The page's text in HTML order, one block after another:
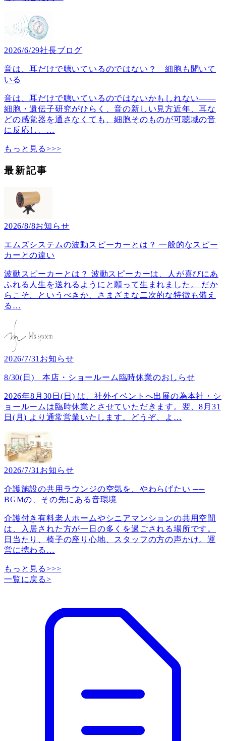
2026/6/29社長ブログ
音は、耳だけで聴いているのではない？ 細胞も聞いて
いる
音は、耳だけで聴いているのではないかもしれない――
細胞・遺伝子研究がひらく、音の新しい見方近年、耳な
どの感覚器を通さなくても、細胞そのものが可聴域の音
に反応し、 …
もっと見る>>>
最新記事
2026/8/8お知らせ
エムズシステムの波動スピーカーとは？ 一般的なスピー
カーとの違い
波動スピーカーとは？ 波動スピーカーは、人が喜びにあ
ふれる人生を送れるようにと願って生まれました。 だか
らこそ、というべきか、さまざまな二次的な特徴も備え
る …
2026/7/31 お知らせ
8/30(日) 本店・ショールーム臨時休業のおしらせ
2026年8月30日(日) は、社外イベントへ出展の為本社・シ
ョールームは臨時休業とさせていただきます。翌、8月31
日(月) より通常営業いたします。どうぞ、よ …
2026/7/31 お知らせ
介護施設の共用ラウンジの空気を、やわらげたい ──
BGMの、その先にある音環境
介護付き有料老人ホームやシニアマンションの共用空間
は、入居された方が一日の多くを過ごされる場所です。
日当たり、椅子の座り心地、スタッフの方の声かけ。運
営に携わる …
もっと見る>>>
一覧に戻る>